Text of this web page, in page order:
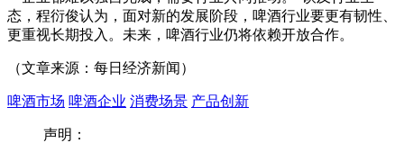
态，程衍俊认为，面对新的发展阶段，啤酒行业要更有韧性、
更重视长期投入。未来，啤酒行业仍将依赖开放合作。
（文章来源：每日经济新闻）
啤酒市场 啤酒企业 消费场景 产品创新
声明：